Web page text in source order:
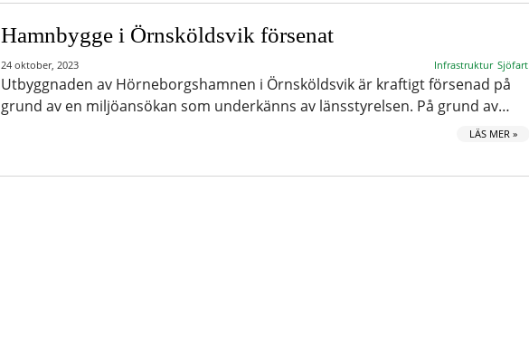
Hamnbygge i Örnsköldsvik försenat
24 oktober, 2023 Infrastruktur Sjöfart
Utbyggnaden av Hörneborgshamnen i Örnsköldsvik är kraftigt försenad på
grund av en miljöansökan som underkänns av länsstyrelsen. På grund av…
LÄS MER »